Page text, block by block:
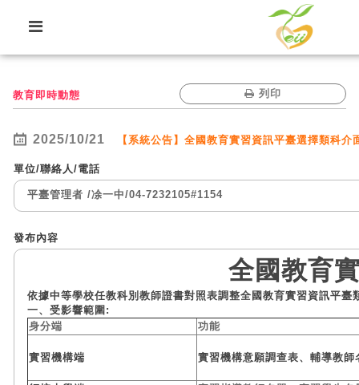
教育即時動態 列印
2025/10/21 【系統公告】全國教育實習資訊平臺選擇類科介
單位/聯絡人/電話
平臺管理者 /凃一中/04-7232105#1154
發布內容
全國教育
依據中等學校任教科別教師證書對照表調整全國教育實習資訊平臺
一、受影響範圍:
身分端
功能
實習機構端 實習機構意願調查表、輔導教師